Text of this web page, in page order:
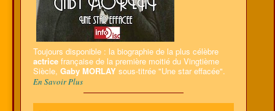
Toujours disponible : la biographie de la plus célèbre
actrice française de la première moitié du Vingtième
Siècle, Gaby MORLAY sous-titrée "Une star effacée".
En Savoir Plus